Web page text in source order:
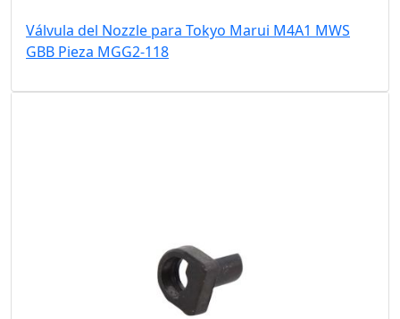
Válvula del Nozzle para Tokyo Marui M4A1 MWS
GBB Pieza MGG2-118